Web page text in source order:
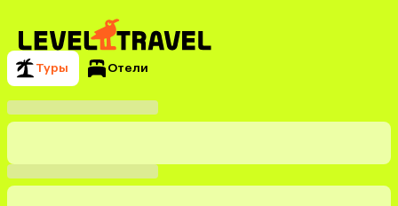
Туры Отели